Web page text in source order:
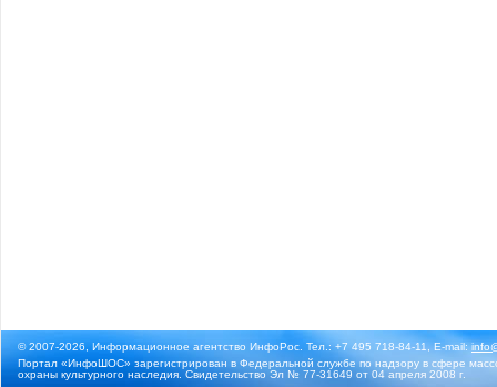
© 2007-2026, Информационное агентство ИнфоРос. Тел.: +7 495 718-84-11, E-mail:
Портал «ИнфоШОС» зарегистрирован в Федеральной службе по надзору в сфере
охраны культурного наследия. Свидетельство Эл № 77-31649 от 04 апреля 2008 г.